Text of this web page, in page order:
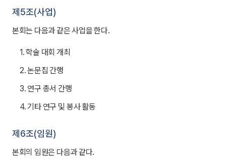
제5조(사업)
본회는 다음과 같은 사업을 한다.
1. 학술 대회 개최
2. 논문집 간행
3. 연구 총서 간행
4. 기타 연구 및 봉사 활동
제6조(임원)
본회의 임원은 다음과 같다.